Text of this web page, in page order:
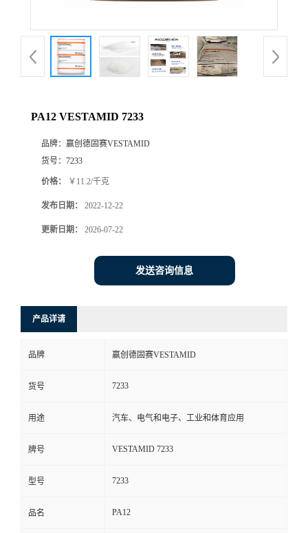
品
厅
系
PA12 VESTAMID 7233
品牌： 赢创德固赛VESTAMID
货号： 7233
价格： ￥11.2/千克
发布日期： 2022-12-22
更新日期： 2026-07-22
发送咨询信息
产品详请
品牌 赢创德固赛VESTAMID
货号 7233
用途 汽车、电气和电子、工业和体育应用
牌号 VESTAMID 7233
型号 7233
品名 PA12